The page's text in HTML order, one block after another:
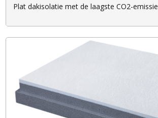
Plat dakisolatie met de laagste CO2-emissie